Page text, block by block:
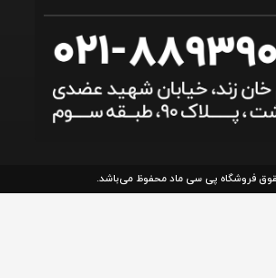
فروشگاه پی سی ماد محفوظ می‌باشد.